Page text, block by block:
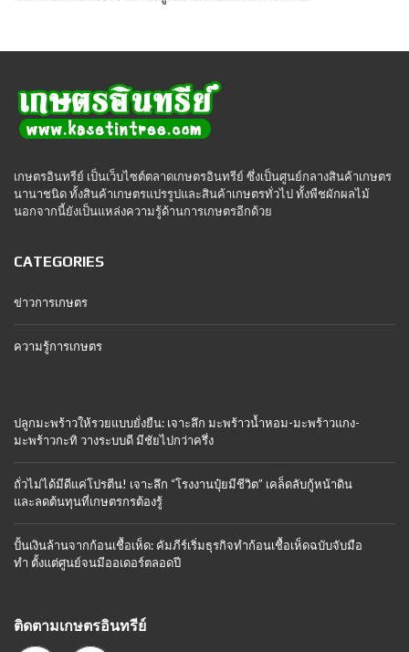
เกษตรอินทรีย์ เป็นเว็บไซต์ตลาดเกษตรอินทรีย์ ซึ่งเป็นศูนย์กลางสินค้าเกษตร
นานาชนิด ทั้งสินค้าเกษตรแปรรูปและสินค้าเกษตรทั่วไป ทั้งพืชผักผลไม้
นอกจากนี้ยังเป็นแหล่งความรู้ด้านการเกษตรอีกด้วย
CATEGORIES
ข่าวการเกษตร
ความรู้การเกษตร
ปลูกมะพร้าวให้รวยแบบยั่งยืน: เจาะลึก มะพร้าวน้ำหอม-มะพร้าวแกง-
มะพร้าวกะทิ วางระบบดี มีชัยไปกว่าครึ่ง
ถั่วไม่ได้มีดีแค่โปรตีน! เจาะลึก “โรงงานปุ๋ยมีชีวิต” เคล็ดลับกู้หน้าดิน
และลดต้นทุนที่เกษตรกรต้องรู้
ปั้นเงินล้านจากก้อนเชื้อเห็ด: คัมภีร์เริ่มธุรกิจทำก้อนเชื้อเห็ดฉบับจับมือ
ทำ ตั้งแต่ศูนย์จนมีออเดอร์ตลอดปี
ติดตามเกษตรอินทรีย์